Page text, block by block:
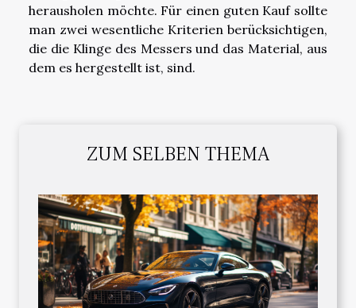
herausholen möchte. Für einen guten Kauf sollte
man zwei wesentliche Kriterien berücksichtigen,
die die Klinge des Messers und das Material, aus
dem es hergestellt ist, sind.
ZUM SELBEN THEMA